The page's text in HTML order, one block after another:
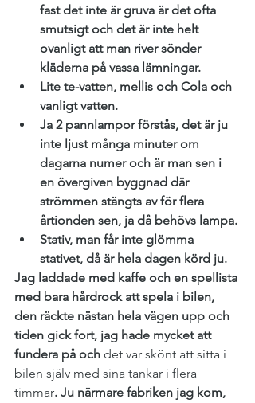
fast det inte är gruva är det ofta
smutsigt och det är inte helt
ovanligt att man river sönder
kläderna på vassa lämningar.
Lite te-vatten, mellis och Cola och
vanligt vatten.
Ja 2 pannlampor förstås, det är ju
inte ljust många minuter om
dagarna numer och är man sen i
en övergiven byggnad där
strömmen stängts av för flera
årtionden sen, ja då behövs lampa.
Stativ, man får inte glömma
stativet, då är hela dagen körd ju.
Jag laddade med kaffe och en spellista
med bara hårdrock att spela i bilen,
den räckte nästan hela vägen upp och
tiden gick fort, jag hade mycket att
fundera på och det var skönt att sitta i
bilen själv med sina tankar i flera
timmar. Ju närmare fabriken jag kom,